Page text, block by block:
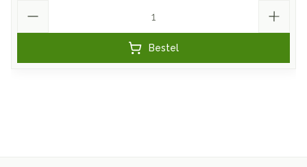
Bestel